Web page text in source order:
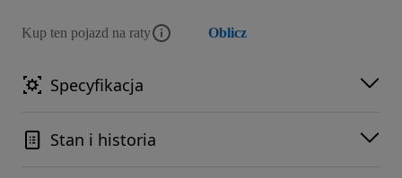
Kup ten pojazd na raty Oblicz
Specyfikacja
Stan i historia